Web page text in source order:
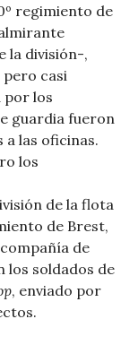
regimiento de
la división-,
casi
por los
guardia fueron
a las oficinas.
los
de la flota
de Brest,
de
los soldados de
, enviado por